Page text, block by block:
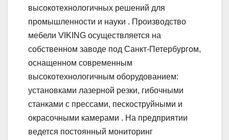
высокотехнологичных решений для
промышленности и науки . Производство
мебели VIKING осуществляется на
собственном заводе под Санкт-Петербургом,
оснащенном современным
высокотехнологичным оборудованием:
установками лазерной резки, гибочными
станками с прессами, пескоструйными и
окрасочными камерами . На предприятии
ведется постоянный мониторинг